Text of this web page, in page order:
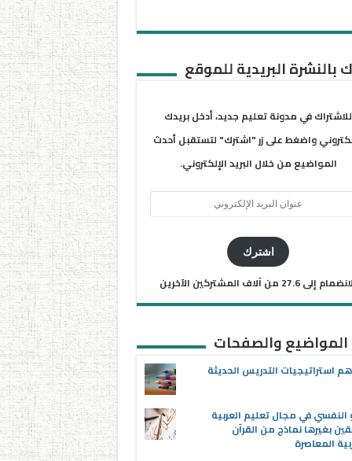
بالنشرة البريدية للموقع
للاشتراك في مدونة تعليم جديد، أدخل بريدك
واضغط على زر "اشترك" لتستقبل أحدث
المواضيع من خلال البريد الإلكتروني.
اشترك
إلى 27.6 من آلاف المشتركين الآخرين
المواضيع والصفحات
استراتيجيات التدريس الحديثة
النفسي في مجال تعليم العربية
بغيرها نماذج من القرآن
المعاصرة